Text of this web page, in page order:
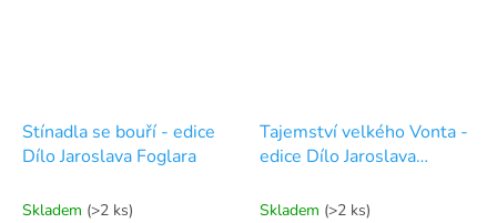
Stínadla se bouří - edice
Dílo Jaroslava Foglara
Skladem (>2 ks)
Tajemství velkého Vonta -
edice Dílo Jaroslava
Skladem (>2 ks)